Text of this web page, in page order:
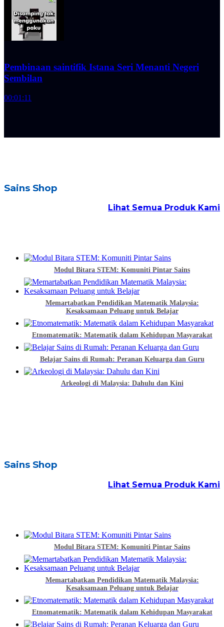
Pembinaan saintifik Istana Seri Menanti Negeri
Sembilan
00:01:11
Sains Shop
Lihat Semua Produk Kami
Modul Bitara STEM: Komuniti Pintar Sains
Memartabatkan Pendidikan Matematik Malaysia:
Kesaksamaan Peluang untuk Belajar
Etnomatematik: Matematik dalam Kehidupan Masyarakat
Belajar Sains di Rumah: Peranan Keluarga dan Guru
Arkeologi di Malaysia: Dahulu dan Kini
Sains Shop
Lihat Semua Produk Kami
Modul Bitara STEM: Komuniti Pintar Sains
Memartabatkan Pendidikan Matematik Malaysia:
Kesaksamaan Peluang untuk Belajar
Etnomatematik: Matematik dalam Kehidupan Masyarakat